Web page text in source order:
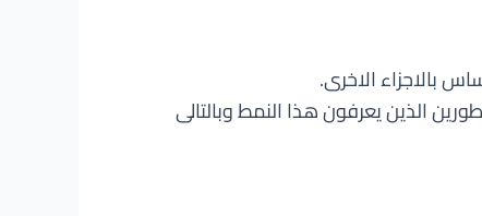
بالاجزاء الاخرى.
الذين يعرفون هذا النمط وبالتالى